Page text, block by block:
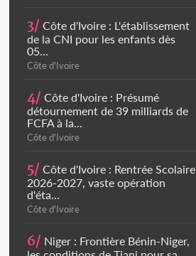
3/ Côte d'Ivoire : L'établissement
de la CNI pour les enfants dès
05...
Côte d'Ivoire
4/ Côte d'Ivoire : Présumé
détournement de 39 milliards de
FCFA à la...
Côte d'Ivoire
5/ Côte d'Ivoire : Rentrée Scolaire
2026-2027, vaste opération
d'éta...
Côte d'Ivoire
6/ Niger : Frontière Bénin-Niger,